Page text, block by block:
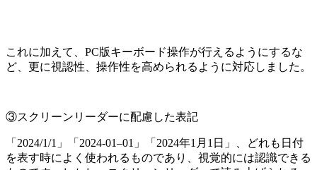
これに加えて、PC版キーボード操作が行えるようにするな
ど、更に視認性、操作性を高められるように対応しました。
③スクリーンリーダーに配慮した表記
「2024/1/1」「2024-01–01」「2024年1月1日」、どれも日付
を表す時によく使われるものであり、視覚的には認識できる